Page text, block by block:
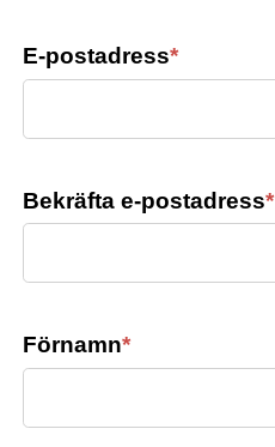
E-postadress*
Bekräfta e-postadress*
Förnamn*